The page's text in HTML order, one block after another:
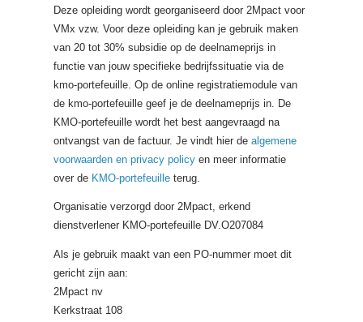
Deze opleiding wordt georganiseerd door 2Mpact voor
VMx vzw. Voor deze opleiding kan je gebruik maken
van 20 tot 30% subsidie op de deelnameprijs in
functie van jouw specifieke bedrijfssituatie via de
kmo-portefeuille. Op de online registratiemodule van
de kmo-portefeuille geef je de deelnameprijs in. De
KMO-portefeuille wordt het best aangevraagd na
ontvangst van de factuur. Je vindt hier dealgemene
voorwaarden en privacy policy en meer informatie
over de KMO-portefeuilleterug.
Organisatie verzorgd door 2Mpact, erkend
dienstverlener KMO-portefeuille DV.O207084
Als je gebruik maakt van een PO-nummer moet dit
gericht zijn aan:
2Mpact nv
Kerkstraat 108